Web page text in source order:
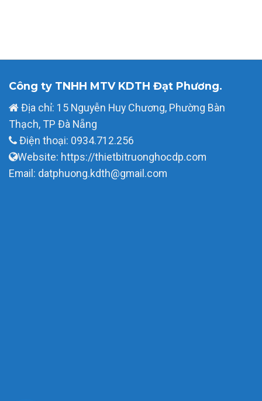
Công ty TNHH MTV KDTH Đạt Phương.
Địa chỉ: 15 Nguyễn Huy Chương, Phường Bàn
Thạch, TP Đà Nẵng
Điện thoại: 0934.712.256
Website: https://thietbitruonghocdp.com
Email: datphuong.kdth@gmail.com